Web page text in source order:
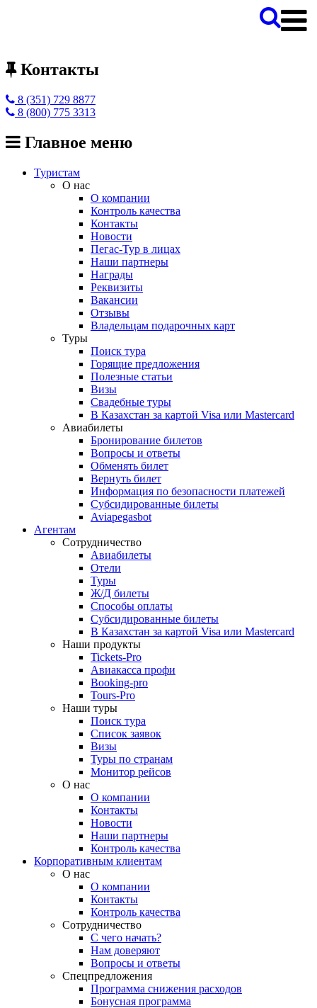
Контакты
8 (351) 729 8877
8 (800) 775 3313
Главное меню
Туристам
О нас
О компании
Контроль качества
Контакты
Новости
Пегас-Тур в лицах
Наши партнеры
Награды
Реквизиты
Вакансии
Отзывы
Владельцам подарочных карт
Туры
Поиск тура
Горящие предложения
Полезные статьи
Визы
Свадебные туры
В Казахстан за картой Visa или Masterсard
Авиабилеты
Бронирование билетов
Вопросы и ответы
Обменять билет
Вернуть билет
Информация по безопасности платежей
Субсидированные билеты
Aviapegasbot
Агентам
Сотрудничество
Авиабилеты
Отели
Туры
Ж/Д билеты
Способы оплаты
Субсидированные билеты
В Казахстан за картой Visa или Masterсard
Наши продукты
Tickets-Pro
Авиакасса профи
Booking-pro
Tours-Pro
Наши туры
Поиск тура
Список заявок
Визы
Туры по странам
Монитор рейсов
О нас
О компании
Контакты
Новости
Наши партнеры
Контроль качества
Корпоративным клиентам
О нас
О компании
Контакты
Контроль качества
Сотрудничество
С чего начать?
Нам доверяют
Вопросы и ответы
Спецпредложения
Программа снижения расходов
Бонусная программа